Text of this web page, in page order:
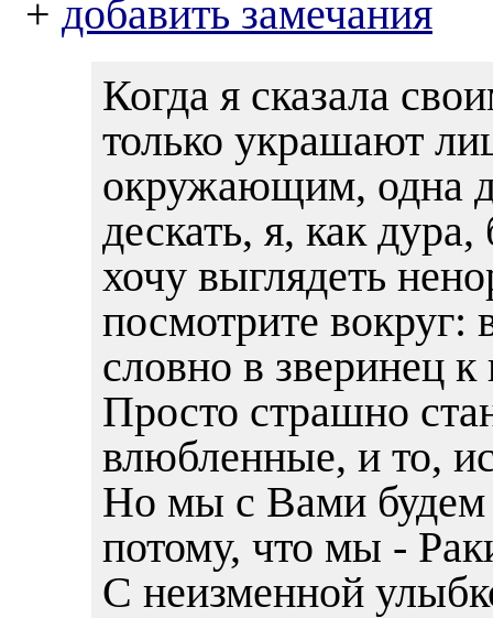
+ добавить замечания
Когда я сказала
только украшают
окружающим, одна
дескать, я, как
хочу выглядеть
посмотрите вокруг:
словно в зверинец
Просто страшно
влюбленные, и то,
Но мы с Вами будем
потому, что мы -
С неизменной